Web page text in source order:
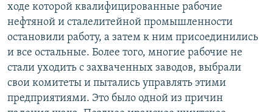
ходе которой квалифицированные рабочие
нефтяной и сталелитейной промышленности
остановили работу, а затем к ним присоединились
и все остальные. Более того, многие рабочие не
стали уходить с захваченных заводов, выбрали
свои комитеты и пытались управлять этими
предприятиями. Это было одной из причин